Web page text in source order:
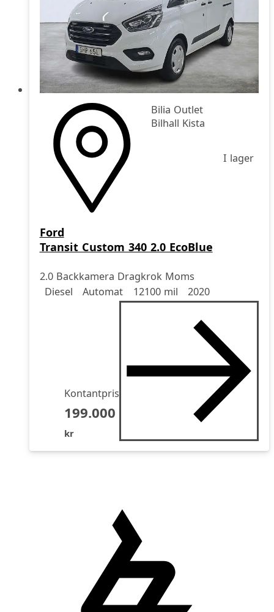
Bilia Outlet
Bilhall Kista
I lager
Ford
Transit Custom 340 2.0 EcoBlue
2.0 Backkamera Dragkrok Moms
Drivmedel
Diesel
DrivmedelAutomat
Miltal 12100 mil
årsmodell 2020
Kontantpris
199.000
kr